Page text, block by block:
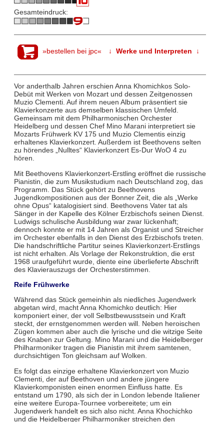
Gesamteindruck:
»bestellen bei jpc« ↓ Werke und Interpreten ↓
Vor anderthalb Jahren erschien Anna Khomichkos Solo-
Debüt mit Werken von Mozart und dessen Zeitgenossen
Muzio Clementi. Auf ihrem neuen Album präsentiert sie
Klavierkonzerte aus demselben klassischen Umfeld.
Gemeinsam mit dem Philharmonischen Orchester
Heidelberg und dessen Chef Mino Marani interpretiert sie
Mozarts Frühwerk KV 175 und Muzio Clementis einzig
erhaltenes Klavierkonzert. Außerdem ist Beethovens selten
zu hörendes „Nulltes“ Klavierkonzert Es-Dur WoO 4 zu
hören.
Mit Beethovens Klavierkonzert-Erstling eröffnet die russische
Pianistin, die zum Musikstudium nach Deutschland zog, das
Programm. Das Stück gehört zu Beethovens
Jugendkompositionen aus der Bonner Zeit, die als „Werke
ohne Opus“ katalogisiert sind. Beethovens Vater tat als
Sänger in der Kapelle des Kölner Erzbischofs seinen Dienst.
Ludwigs schulische Ausbildung war zwar lückenhaft;
dennoch konnte er mit 14 Jahren als Organist und Streicher
im Orchester ebenfalls in den Dienst des Erzbischofs treten.
Die handschriftliche Partitur seines Klavierkonzert-Erstlings
ist nicht erhalten. Als Vorlage der Rekonstruktion, die erst
1968 uraufgeführt wurde, diente eine überlieferte Abschrift
des Klavierauszugs der Orchesterstimmen.
Reife Frühwerke
Während das Stück gemeinhin als niedliches Jugendwerk
abgetan wird, macht Anna Khomichko deutlich: Hier
komponiert einer, der voll Selbstbewusstsein und Kraft
steckt, der ernstgenommen werden will. Neben heroischen
Zügen kommen aber auch die lyrische und die witzige Seite
des Knaben zur Geltung. Mino Marani und die Heidelberger
Philharmoniker tragen die Pianistin mit ihrem samtenen,
durchsichtigen Ton gleichsam auf Wolken.
Es folgt das einzige erhaltene Klavierkonzert von Muzio
Clementi, der auf Beethoven und andere jüngere
Klavierkomponisten einen enormen Einfluss hatte. Es
entstand um 1790, als sich der in London lebende Italiener
eine weitere Europa-Tournee vorbereitete; um ein
Jugendwerk handelt es sich also nicht. Anna Khochichko
und die Heidelberger Philharmoniker streichen den